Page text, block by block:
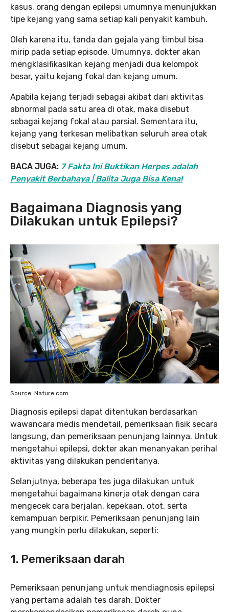
kasus, orang dengan epilepsi umumnya menunjukkan
tipe kejang yang sama setiap kali penyakit kambuh.
Oleh karena itu, tanda dan gejala yang timbul bisa
mirip pada setiap episode. Umumnya, dokter akan
mengklasifikasikan kejang menjadi dua kelompok
besar, yaitu kejang fokal dan kejang umum.
Apabila kejang terjadi sebagai akibat dari aktivitas
abnormal pada satu area di otak, maka disebut
sebagai kejang fokal atau parsial. Sementara itu,
kejang yang terkesan melibatkan seluruh area otak
disebut sebagai kejang umum.
BACA JUGA: 7 Fakta Ini Buktikan Herpes adalah
Penyakit Berbahaya | Balita Juga Bisa Kena!
Bagaimana Diagnosis yang
Dilakukan untuk Epilepsi?
Source: Nature.com
Diagnosis epilepsi dapat ditentukan berdasarkan
wawancara medis mendetail, pemeriksaan fisik secara
langsung, dan pemeriksaan penunjang lainnya. Untuk
mengetahui epilepsi, dokter akan menanyakan perihal
aktivitas yang dilakukan penderitanya.
Selanjutnya, beberapa tes juga dilakukan untuk
mengetahui bagaimana kinerja otak dengan cara
mengecek cara berjalan, kepekaan, otot, serta
kemampuan berpikir. Pemeriksaan penunjang lain
yang mungkin perlu dilakukan, seperti:
1. Pemeriksaan darah
Pemeriksaan penunjang untuk mendiagnosis epilepsi
yang pertama adalah tes darah. Dokter